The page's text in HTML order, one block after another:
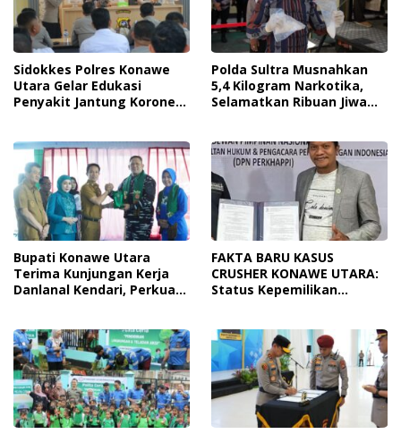
Sidokkes Polres Konawe
Utara Gelar Edukasi
Penyakit Jantung Koroner,
Hidup Sehat
Polda Sultra Musnahkan
5,4 Kilogram Narkotika,
Selamatkan Ribuan Jiwa
Bupati Konawe Utara
Terima Kunjungan Kerja
Danlanal Kendari, Perkuat
FAKTA BARU KASUS
CRUSHER KONAWE UTARA:
Status Kepemilikan
Tersangka Dr. Ruksamin
Dinilai Prematur